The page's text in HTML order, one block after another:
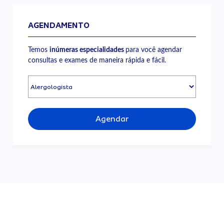
AGENDAMENTO
Temosinúmeras especialidades para você agendar
consultas e exames de maneira rápida e fácil.
Agendar